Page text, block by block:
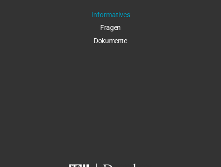
Informatives
Fragen
Dokumente